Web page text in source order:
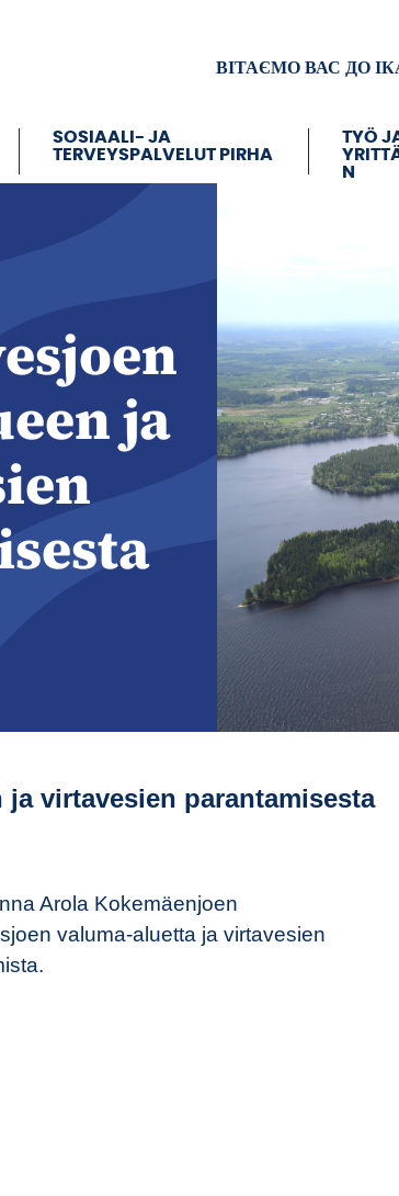
ВІТАЄМО ВАС ДО
SOSIAALI- JA
TERVEYSPALVELUT PIRHA
TYÖ
N
ja
virtavesien parantamisesta
Arola Kokemäenjoen
valuma-aluetta ja virtavesien